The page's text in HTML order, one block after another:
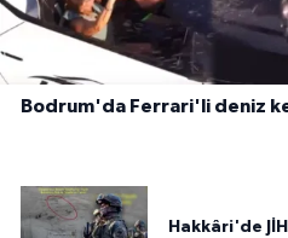
Bodrum'da Ferrari'li deniz
Hakkâri'de